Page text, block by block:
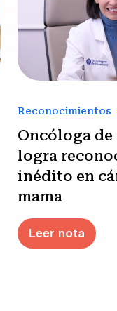
Reconocimientos
Oncóloga de
logra
inédito en
mama
Leer nota